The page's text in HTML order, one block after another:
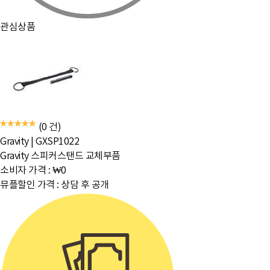
관심상품
(0 건)
Gravity
GXSP1022
Gravity 스피커스탠드 교체부품
소비자 가격 : ₩0
뮤플할인 가격 : 상담 후 공개